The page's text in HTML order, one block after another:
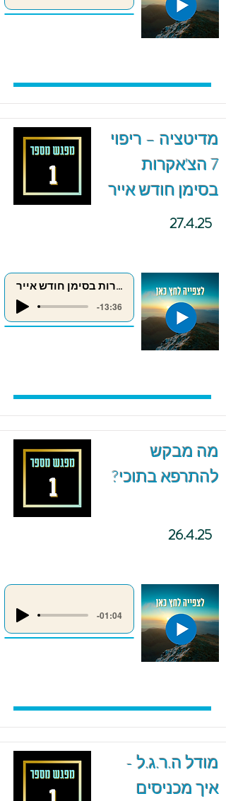
מדיטציה – ריפוי
7 הצ'אקרות
בסימן חודש אייר
27.4.25
ריפוי 7 הצ'אקרות בסימן חודש אייר
-13:36
מה מבקש
להתרפא בתוכי?
26.4.25
-01:04
מודל ה.ר.ג.ל -
איך מכניסים